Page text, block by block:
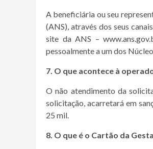
A beneficiária ou seu
(ANS), através dos seus
site da ANS –
pessoalmente a um dos
7. O que acontece à
O não atendimento da
solicitação, acarretará em
25 mil.
8. O que é o Cartão da